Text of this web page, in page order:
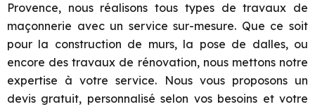
Provence, nous réalisons tous types de travaux de
maçonnerie avec un service sur-mesure. Que ce soit
pour la construction de murs, la pose de dalles, ou
encore des travaux de rénovation, nous mettons notre
expertise à votre service. Nous vous proposons un
devis gratuit, personnalisé selon vos besoins et votre